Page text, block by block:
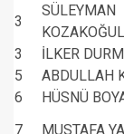
3
SÜLEYMAN
3
İLKER
5
ABDULLAH
6
HÜSNÜ
7
MUSTAFA